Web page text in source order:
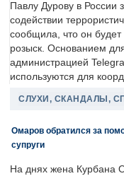
Павлу Дурову в России
содействии
сообщила, что он
розыск. Основанием
администрацией
используются для
СЛУХИ, СКАНДАЛЫ,
Омаров обратился за
супруги
На днях жена Курбана